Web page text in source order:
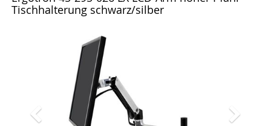
Tischhalterung schwarz/silber
Zurück